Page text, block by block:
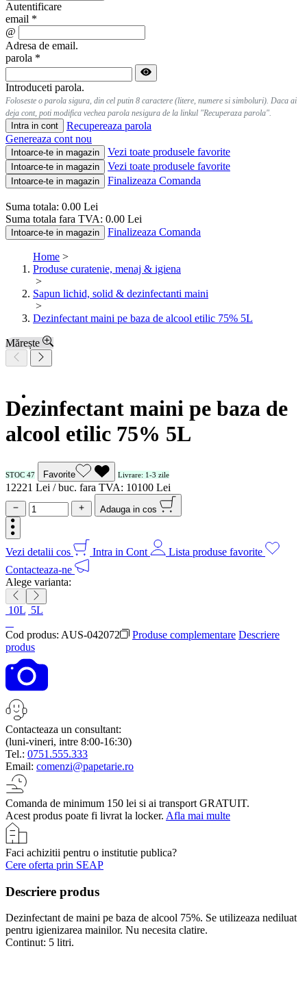
Autentificare
email *
@
Adresa de email.
parola *
Introduceti parola.
Foloseste o parola sigura, din cel putin 8 caractere (litere, numere si simboluri). Daca ai
deja cont, poti modifica vechea parola nesigura de la linkul "Recuperaza parola".
Intra in cont
Recupereaza parola
Genereaza cont nou
Intoarce-te in magazin Vezi toate produsele favorite
Intoarce-te in magazin Vezi toate produsele favorite
Intoarce-te in magazin Finalizeaza Comanda
Suma totala: 0.00 Lei
Suma totala fara TVA: 0.00 Lei
Intoarce-te in magazin Finalizeaza Comanda
Home >
Produse curatenie, menaj & igiena
>
Sapun lichid, solid & dezinfectanti maini
>
Dezinfectant maini pe baza de alcool etilic 75% 5L
Mărește
Dezinfectant maini pe baza de
alcool etilic 75% 5L
STOC 47 Favorite Livrare: 1-3 zile
12221 Lei / buc. fara TVA: 10100 Lei
Adauga in cos
Vezi detalii cos Intra in Cont
Lista produse favorite
Contacteaza-ne
Alege varianta:
10L 5L
Cod produs: AUS-042072 Produse complementare Descriere
produs
Contacteaza un consultant:
(luni-vineri, intre 8:00-16:30)
Tel.: 0751.555.333
Email: comenzi@papetarie.ro
Comanda de minimum 150 lei si ai transport GRATUIT.
Acest produs poate fi livrat la locker. Afla mai multe
Faci achizitii pentru o institutie publica?
Cere oferta prin SEAP
Descriere produs
Dezinfectant de maini pe baza de alcool 75%. Se utilizeaza nediluat
pentru igienizarea mainilor. Nu necesita clatire.
Continut: 5 litri.